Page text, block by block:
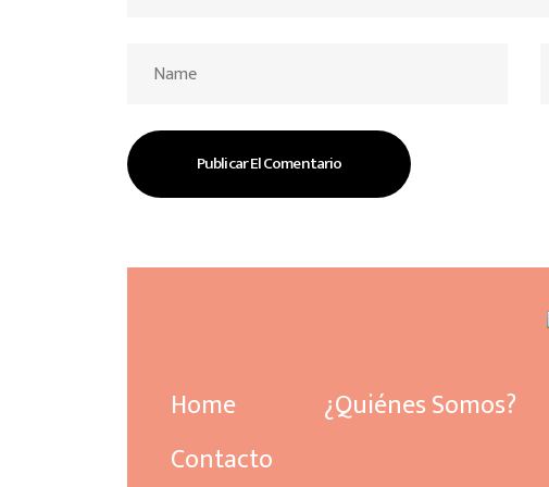
Home ¿Quiénes Somos?
Contacto